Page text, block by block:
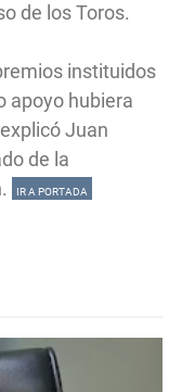
de los Toros.
instituidos
apoyo hubiera
Juan
de la
IR A PORTADA